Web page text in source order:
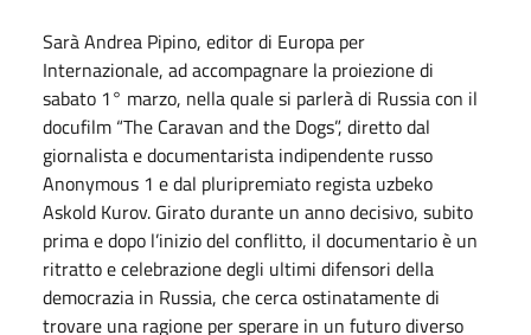
Sarà Andrea Pipino, editor di Europa per
Internazionale, ad accompagnare la proiezione di
sabato 1° marzo, nella quale si parlerà di Russia con il
docufilm “The Caravan and the Dogs”, diretto dal
giornalista e documentarista indipendente russo
Anonymous 1 e dal pluripremiato regista uzbeko
Askold Kurov. Girato durante un anno decisivo, subito
prima e dopo l’inizio del conflitto, il documentario è un
ritratto e celebrazione degli ultimi difensori della
democrazia in Russia, che cerca ostinatamente di
trovare una ragione per sperare in un futuro diverso